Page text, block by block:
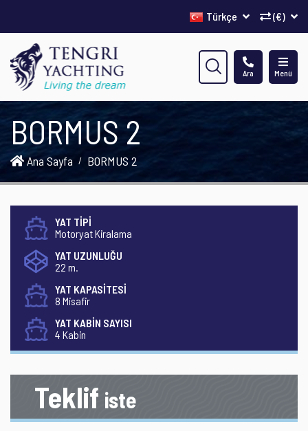
(€)
Türkçe
Menü
Ara
BORMUS 2
Ana Sayfa BORMUS 2
YAT TİPİ
Motoryat Kiralama
YAT UZUNLUĞU
22 m.
YAT KAPASİTESİ
8 Misafir
YAT KABİN SAYISI
4 Kabin
Teklif iste